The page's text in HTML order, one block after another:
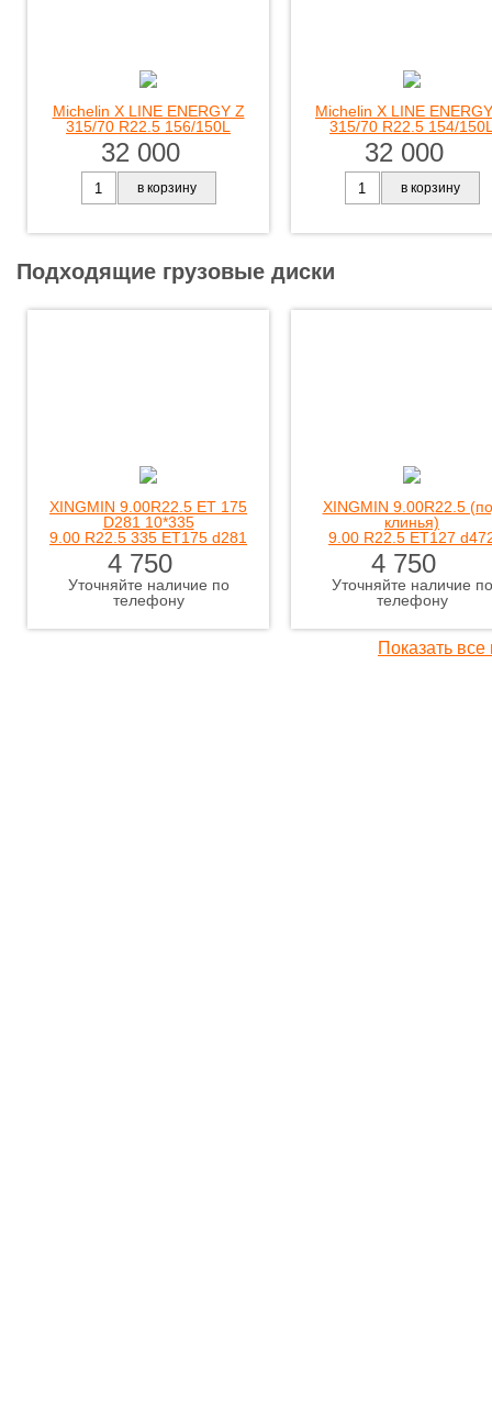
Michelin X LINE ENERGY Z
315/70 R22.5 156/150L
32 000
в корзину
Michelin X LINE
315/70 R22.5 154/
32 000
в корзину
Подходящие грузовые диски
XINGMIN 9.00R22.5 ET 175
D281 10*335
9.00 R22.5 335 ET175 d281
4 750
Уточняйте наличие по
телефону
XINGMIN 9.00R22.5
клинья)
9.00 R22.5 ET127
4 750
Уточняйте наличие по
телефону
Показать